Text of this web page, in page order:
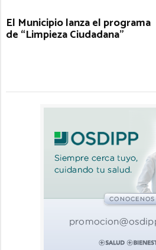
El Municipio lanza el programa
de “Limpieza Ciudadana”